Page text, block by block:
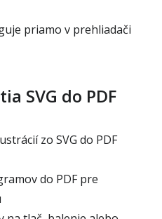
priamo v prehliadači
SVG do PDF
zo SVG do PDF
do PDF pre